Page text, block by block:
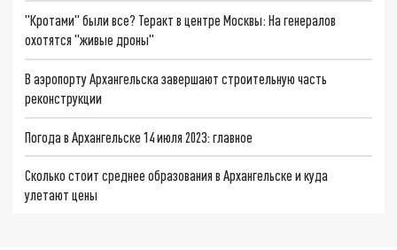
"Кротами" были все? Теракт в центре Москвы: На генералов
охотятся "живые дроны"
В аэропорту Архангельска завершают строительную часть
реконструкции
Погода в Архангельске 14 июля 2023: главное
Сколько стоит среднее образования в Архангельске и куда
улетают цены